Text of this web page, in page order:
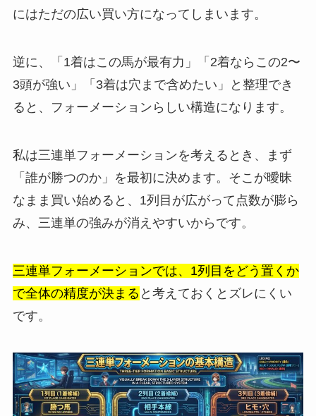
にはただの広い買い方になってしまいます。
逆に、「1着はこの馬が最有力」「2着ならこの2〜
3頭が強い」「3着は穴まで含めたい」と整理でき
ると、フォーメーションらしい構造になります。
私は三連単フォーメーションを考えるとき、まず
「誰が勝つのか」を最初に決めます。そこが曖昧
なまま買い始めると、1列目が広がって点数が膨ら
み、三連単の強みが消えやすいからです。
三連単フォーメーションでは、1列目をどう置くか
で全体の精度が決まる と考えておくとズレにくい
です。